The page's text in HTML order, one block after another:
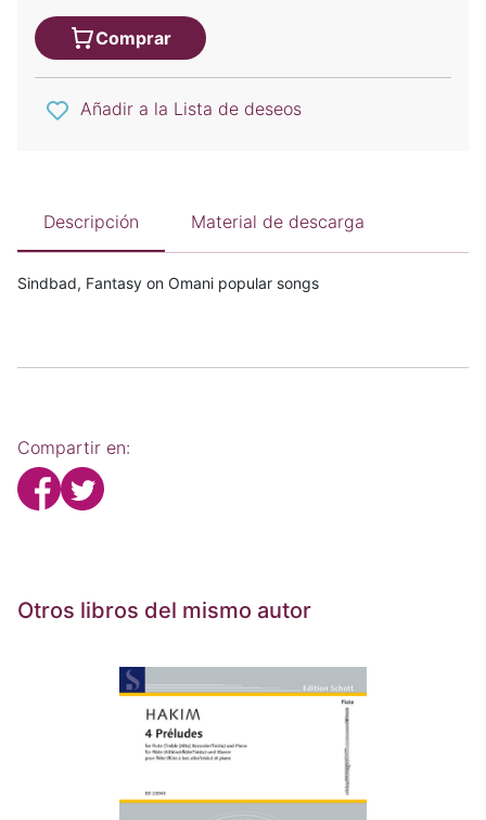
Comprar
Añadir a la Lista de deseos
Descripción Material de descarga
Sindbad, Fantasy on Omani popular songs
Compartir en:
Otros libros del mismo autor